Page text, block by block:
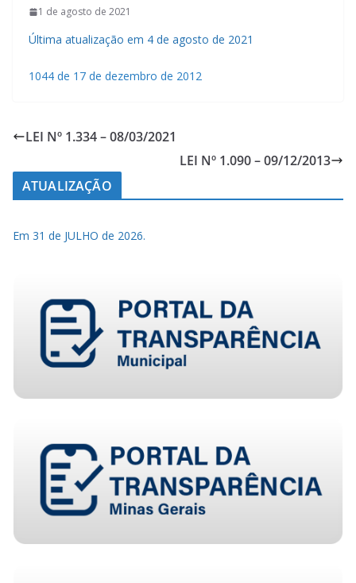
1 de agosto de 2021
Última atualização em 4 de agosto de 2021
1044 de 17 de dezembro de 2012
LEI Nº 1.334 – 08/03/2021
LEI Nº 1.090 – 09/12/2013
ATUALIZAÇÃO
Em 31 de JULHO de 2026.